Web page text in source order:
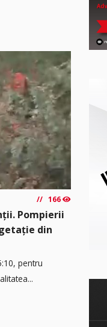
166
Pompierii
din
pentru